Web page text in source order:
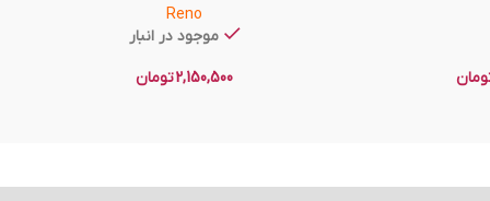
Reno
موجود در انبار
2,150,500تومان